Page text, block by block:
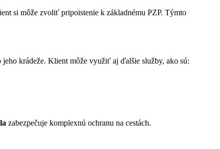
si môže zvoliť pripoistenie k základnému PZP. Týmto
krádeže. Klient môže využiť aj ďalšie služby, ako sú:
zabezpečuje komplexnú ochranu na cestách.